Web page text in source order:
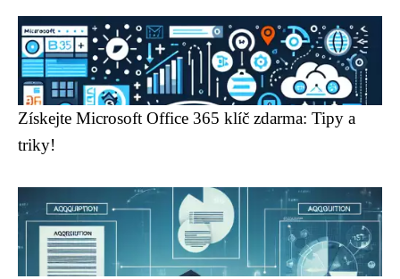
Získejte Microsoft Office 365 klíč zdarma: Tipy a
triky!